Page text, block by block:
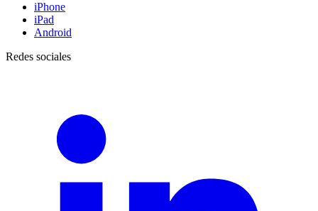
iPhone
iPad
Android
Redes sociales